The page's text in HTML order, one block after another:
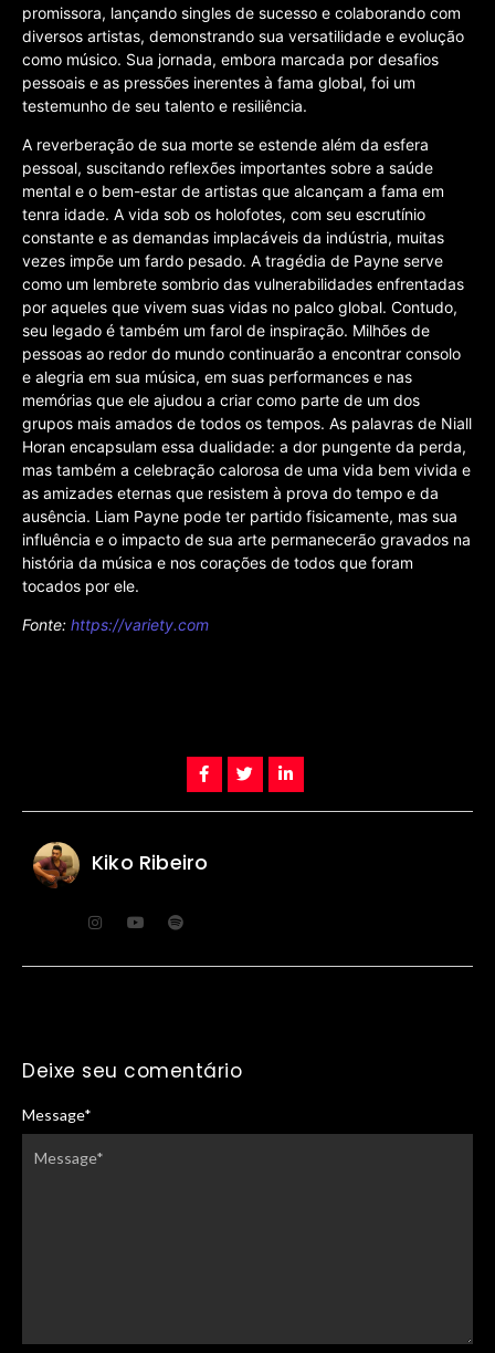
promissora, lançando singles de sucesso e colaborando com
diversos artistas, demonstrando sua versatilidade e evolução
como músico. Sua jornada, embora marcada por desafios
pessoais e as pressões inerentes à fama global, foi um
testemunho de seu talento e resiliência.
A reverberação de sua morte se estende além da esfera
pessoal, suscitando reflexões importantes sobre a saúde
mental e o bem-estar de artistas que alcançam a fama em
tenra idade. A vida sob os holofotes, com seu escrutínio
constante e as demandas implacáveis da indústria, muitas
vezes impõe um fardo pesado. A tragédia de Payne serve
como um lembrete sombrio das vulnerabilidades enfrentadas
por aqueles que vivem suas vidas no palco global. Contudo,
seu legado é também um farol de inspiração. Milhões de
pessoas ao redor do mundo continuarão a encontrar consolo
e alegria em sua música, em suas performances e nas
memórias que ele ajudou a criar como parte de um dos
grupos mais amados de todos os tempos. As palavras de Niall
Horan encapsulam essa dualidade: a dor pungente da perda,
mas também a celebração calorosa de uma vida bem vivida e
as amizades eternas que resistem à prova do tempo e da
ausência. Liam Payne pode ter partido fisicamente, mas sua
influência e o impacto de sua arte permanecerão gravados na
história da música e nos corações de todos que foram
tocados por ele.
Fonte: https://variety.com
Kiko Ribeiro
Deixe seu comentário
Message*